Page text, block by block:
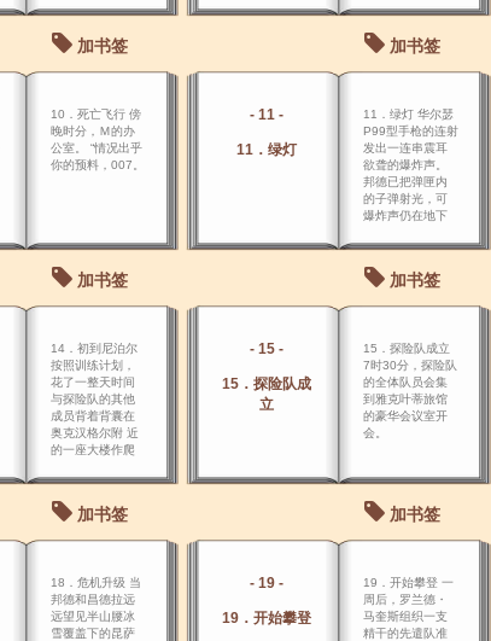
加书签 加书签
10．死亡飞行 傍
晚时分，Ｍ的办
公室。 “情况出乎
你的预料，007。
加书签
- 11 -
11．绿灯
11．绿灯 华尔瑟
P99型手枪的连射
发出一连串震耳
欲聋的爆炸声。
邦德已把弹匣内
的子弹射光，可
爆炸声仍在地下
荡。
加书签
14．初到尼泊尔
按照训练计划，
花了一整天时间
与探险队的其他
成员背着背囊在
奥克汉格尔附 近
的一座大楼作爬
姆斯・邦德驱车
前往秘密情报处
总部，与Ｑ部的
加书签
- 15 -
15．探险队成
立
15．探险队成立
7时30分，探险队
的全体队员会集
到雅克叶蒂旅馆
的豪华会议室开
会。
加书签
18．危机升级 当
邦德和昌德拉远
远望见半山腰冰
雪覆盖下的昆萨
- 19 -
19．开始攀登
19．开始攀登 一
周后，罗兰德・
马奎斯组织一支
精干的先遣队准